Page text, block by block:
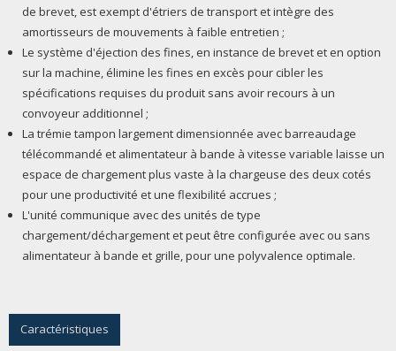
de brevet, est exempt d'étriers de transport et intègre des
amortisseurs de mouvements à faible entretien ;
Le système d'éjection des fines, en instance de brevet et en option
sur la machine, élimine les fines en excès pour cibler les
spécifications requises du produit sans avoir recours à un
convoyeur additionnel ;
La trémie tampon largement dimensionnée avec barreaudage
télécommandé et alimentateur à bande à vitesse variable laisse un
espace de chargement plus vaste à la chargeuse des deux cotés
pour une productivité et une flexibilité accrues ;
L'unité communique avec des unités de type
chargement/déchargement et peut être configurée avec ou sans
alimentateur à bande et grille, pour une polyvalence optimale.
Caractéristiques